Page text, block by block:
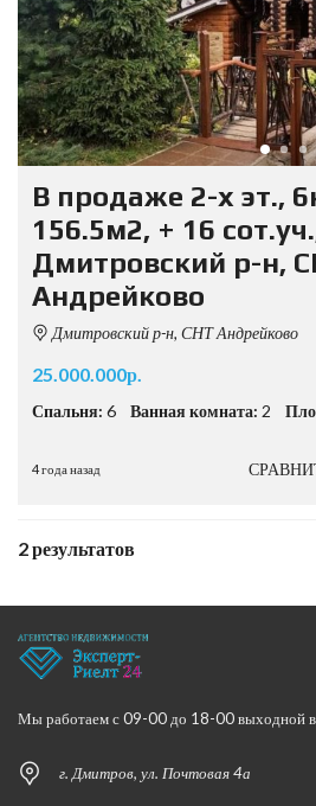
В продаже 2-х эт.,
156.5м2, + 16
Дмитровский р-н,
Андрейково
Дмитровский р-н, СНТ Андрейково
25.000.000р.
Спальня: 6 Ванная комната: 2
4 года назад
2 результатов
Мы работаем с 09-00 до 18-00 выходной
г. Дмитров, ул. Почтовая 4а